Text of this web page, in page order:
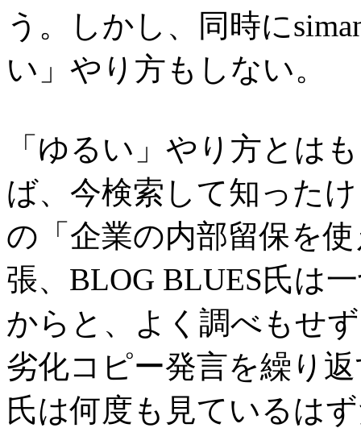
う。しかし、同時に
い」やり方もしない。
「ゆるい」やり方とは
ば、今検索して知った
の「企業の内部留保を
張、BLOG BLUES氏は
からと、よく調べもせ
劣化コピー発言を繰り
氏は何度も見ているは